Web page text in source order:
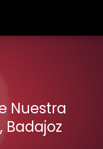
Nuestra
Badajoz